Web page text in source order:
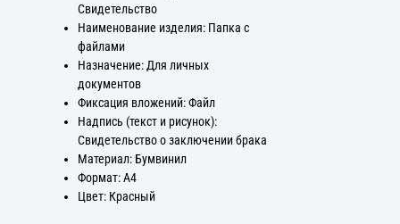
Свидетельство
Наименование изделия: Папка с
файлами
Назначение: Для личных
документов
Фиксация вложений: Файл
Надпись (текст и рисунок):
Свидетельство о заключении брака
Материал: Бумвинил
Формат: А4
Цвет: Красный